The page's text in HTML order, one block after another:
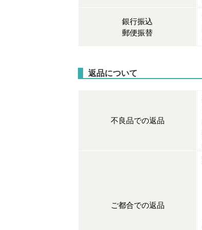
銀行振込
郵便振替
返品について
不良品での返品
ご都合での返品